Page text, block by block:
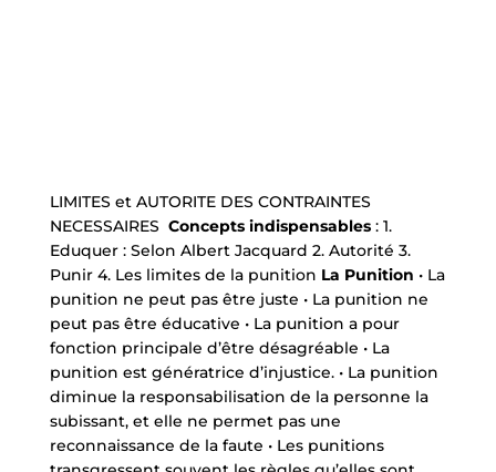
LIMITES et AUTORITE DES CONTRAINTES
NECESSAIRES Concepts indispensables: 1.
Eduquer : Selon Albert Jacquard 2. Autorité 3.
Punir 4. Les limites de la punition La Punition • La
punition ne peut pas être juste • La punition ne
peut pas être éducative • La punition a pour
fonction principale d’être désagréable • La
punition est génératrice d’injustice. • La punition
diminue la responsabilisation de la personne la
subissant, et elle ne permet pas une
reconnaissance de la faute • Les punitions